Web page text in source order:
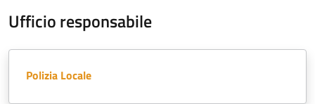
Ufficio responsabile
Polizia Locale